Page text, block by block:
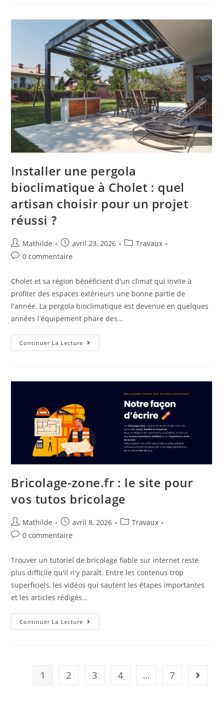
Installer une pergola
bioclimatique à Cholet : quel
artisan choisir pour un projet
réussi ?
Mathilde avril 23, 2026
Travaux
0 commentaire
Cholet et sa région bénéficient d'un climat qui invite à
profiter des espaces extérieurs une bonne partie de
l'année. La pergola bioclimatique est devenue en quelques
années l'équipement phare des…
Continuer La Lecture
Bricolage-zone.fr : le site pour
vos tutos bricolage
Mathilde avril 8, 2026
Travaux
0 commentaire
Trouver un tutoriel de bricolage fiable sur internet reste
plus difficile qu'il n'y paraît. Entre les contenus trop
superficiels, les vidéos qui sautent les étapes importantes
et les articles rédigés…
Continuer La Lecture
1 2 3 4 … 7